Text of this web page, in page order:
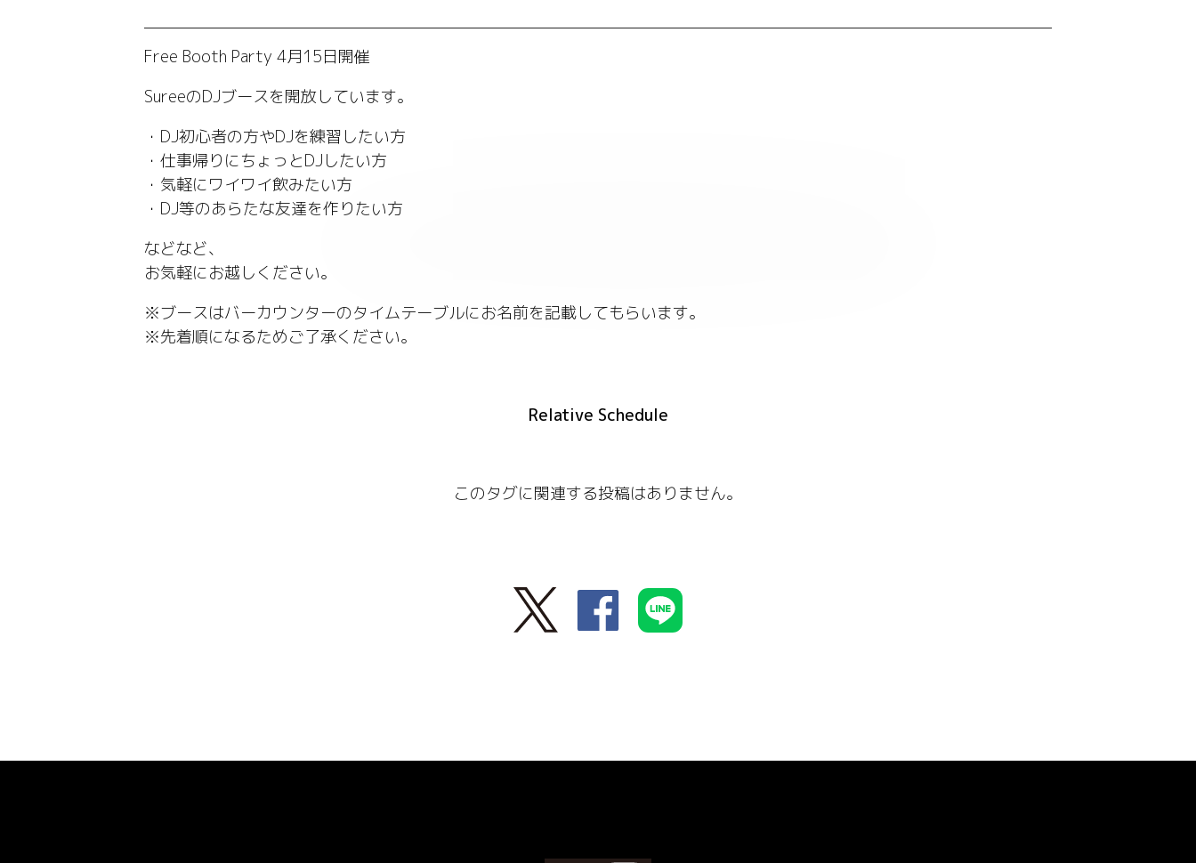
Free Booth Party 4月15日開催
SureeのDJブースを開放しています。
・DJ初心者の方やDJを練習したい方
・仕事帰りにちょっとDJしたい方
・気軽にワイワイ飲みたい方
・DJ等のあらたな友達を作りたい方
などなど、
お気軽にお越しください。
※ブースはバーカウンターのタイムテーブルにお名前を記載してもらいます。
※先着順になるためご了承ください。
Relative Schedule
このタグに関連する投稿はありません。